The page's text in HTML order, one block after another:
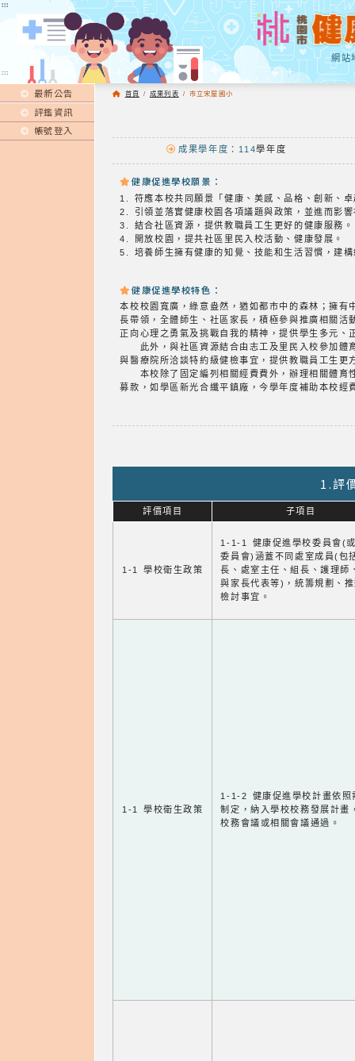
:::
網站
:::
最新公告
評鑑資訊
帳號登入
首頁 / 成果列表 / 市立宋屋國小
成果學年度：114學年度
健康促進學校願景：
1. 符應本校共同願景「健康、美感、品格、創新、
2. 引領並落實健康校園各項議題與政策，並進而影
3. 結合社區資源，提供教職員工生更好的健康服務。
4. 開放校園，提共社區里民入校活動、健康發展。
5. 培養師生擁有健康的知覺、技能和生活習慣，建
健康促進學校特色：
本校校園寬廣，綠意盎然，猶如都市中的森林；擁
長帶領，全體師生、社區家長，積極參與推廣相關
正向心理之勇氣及挑戰自我的精神，提供學生多元、
此外，與社區資源結合由志工及里民入校參加體
與醫療院所洽談特約級健檢事宜，提供教職員工生
本校除了固定編列相關經費費外，辦理相關體育
募款，如學區新光合纖平鎮廠，今學年度補助本校
1.評
評價項目 子項目
1-1 學校衛生政策
1-1-1 健康促進學校委員會(
委員會)涵蓋不同處室成員(包
長、處室主任、組長、護理師
與家長代表等)，統籌規劃、
檢討事宜。
1-1 學校衛生政策
1-1-2 健康促進學校計畫依照
制定，納入學校校務發展計畫
校務會議或相關會議通過。
:::